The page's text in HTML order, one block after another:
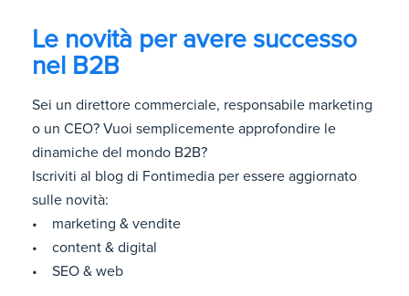
Le novità per avere successo
nel B2B
Sei un direttore commerciale, responsabile marketing
o un CEO? Vuoi semplicemente approfondire le
dinamiche del mondo B2B?
Iscriviti al blog di Fontimedia per essere aggiornato
sulle novità:
• marketing & vendite
• content & digital
• SEO & web